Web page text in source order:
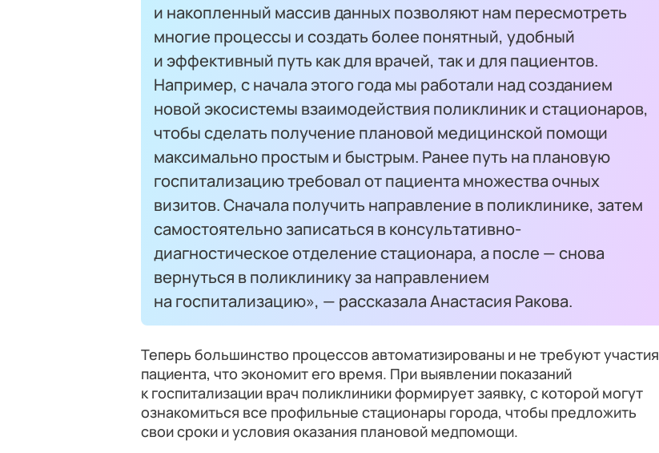
и накопленный массив данных позволяют нам пересмотреть
многие процессы и создать более понятный, удобный
и эффективный путь как для врачей, так и для пациентов.
Например, с начала этого года мы работали над созданием
новой экосистемы взаимодействия поликлиник и стационаров,
чтобы сделать получение плановой медицинской помощи
максимально простым и быстрым. Ранее путь на плановую
госпитализацию требовал от пациента множества очных
визитов. Сначала получить направление в поликлинике, затем
самостоятельно записаться в консультативно-
диагностическое отделение стационара, а после — снова
вернуться в поликлинику за направлением
на госпитализацию», — рассказала Анастасия Ракова.
Теперь большинство процессов автоматизированы и не требуют участия
пациента, что экономит его время. При выявлении показаний
к госпитализации врач поликлиники формирует заявку, с которой могут
ознакомиться все профильные стационары города, чтобы предложить
свои сроки и условия оказания плановой медпомощи.